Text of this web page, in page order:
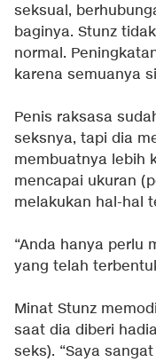
seksual,
baginya. Stunz
normal.
karena semuanya
Penis raksasa
seksnya, tapi dia
membuatnya lebih
mencapai ukuran
melakukan hal-hal
“Anda hanya perlu
yang telah
Minat Stunz
saat dia diberi
seks). “Saya